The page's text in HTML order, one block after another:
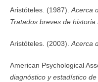
Aristóteles. (1987).Acerca
Tratados breves de historia
Aristóteles. (2003).Acerca
American Psychological
diagnóstico y estadístico